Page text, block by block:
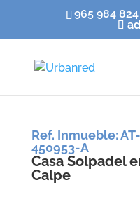
965 984
Ref. Inmueble:AT-
450953-A
Casa Solpadel
Calpe